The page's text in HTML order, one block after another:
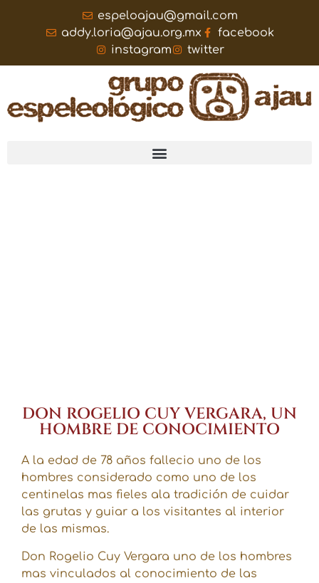
espeloajau@gmail.com
addy.loria@ajau.org.mx
facebook
instagram
twitter
DON ROGELIO CUY VERGARA, UN
HOMBRE DE CONOCIMIENTO
A la edad de 78 años fallecio uno de los
hombres considerado como uno de los
centinelas mas fieles ala tradición de cuidar
las grutas y guiar a los visitantes al interior
de las mismas.
Don Rogelio Cuy Vergara uno de los hombres
mas vinculados al conocimiento de las